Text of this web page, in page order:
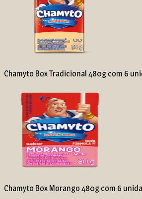
Chamyto Box Tradicional 480g com 6
Chamyto Box Morango 480g com 6